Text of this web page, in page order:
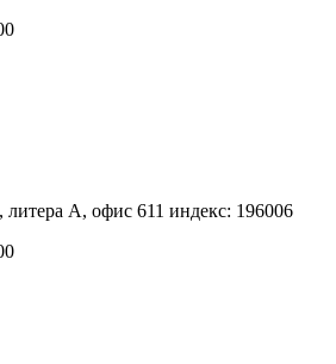
А, офис 611 индекс: 196006